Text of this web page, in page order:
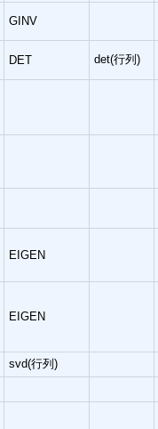
GINV
DET det(行列)
EIGEN
EIGEN
svd(行列)